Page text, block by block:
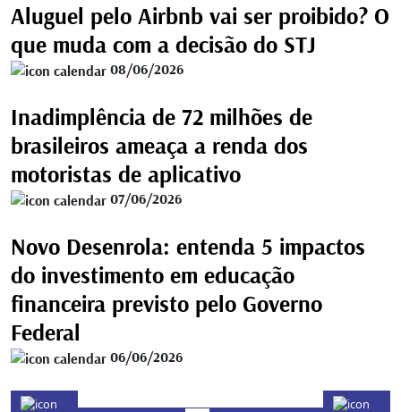
Aluguel pelo Airbnb vai ser proibido? O
que muda com a decisão do STJ
08/06/2026
Inadimplência de 72 milhões de
brasileiros ameaça a renda dos
motoristas de aplicativo
07/06/2026
Novo Desenrola: entenda 5 impactos
do investimento em educação
financeira previsto pelo Governo
Federal
06/06/2026